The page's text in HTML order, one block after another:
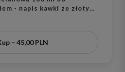
- napis kawki ze złotym
– 45,00 PLN